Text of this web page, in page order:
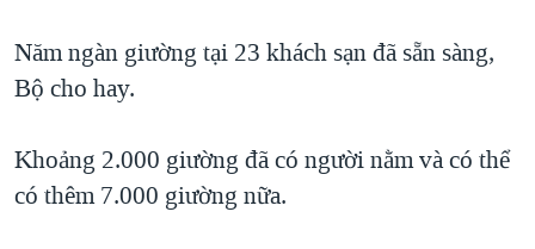
Năm ngàn giường tại 23 khách sạn đã sẵn sàng,
Bộ cho hay.
Khoảng 2.000 giường đã có người nằm và có thể
có thêm 7.000 giường nữa.